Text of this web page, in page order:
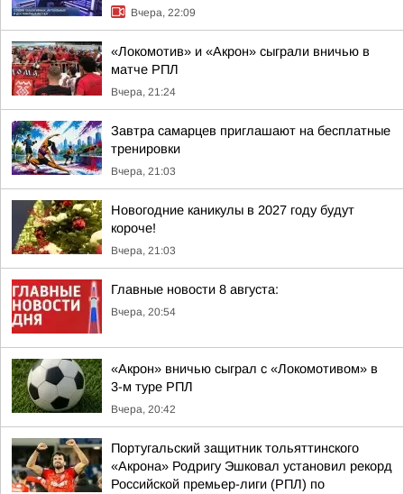
Вчера, 22:09
«Локомотив» и «Акрон» сыграли вничью в
матче РПЛ
Вчера, 21:24
Завтра самарцев приглашают на бесплатные
тренировки
Вчера, 21:03
Новогодние каникулы в 2027 году будут
короче!
Вчера, 21:03
Главные новости 8 августа:
Вчера, 20:54
«Акрон» вничью сыграл с «Локомотивом» в
3-м туре РПЛ
Вчера, 20:42
Португальский защитник тольяттинского
«Акрона» Родригу Эшковал установил рекорд
Российской премьер-лиги (РПЛ) по